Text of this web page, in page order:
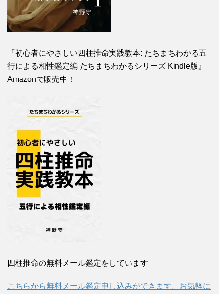
『初心者にやさしい四柱推命実践教本: たちまちわかる五
行による相性鑑定編 たちまちわかるシリーズ Kindle版』
Amazonで販売中！
四柱推命の無料メール鑑定をしています
こちらから無料メール鑑定申し込みができます。お気軽に